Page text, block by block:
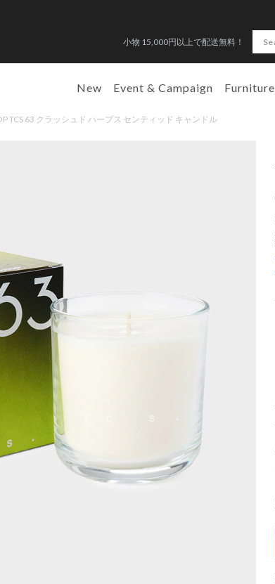
小物 15,000円以上で配送無料！
New Event & Campaign Furniture
TCS 63 クラッシュド ハーブス センティッド キャンドル